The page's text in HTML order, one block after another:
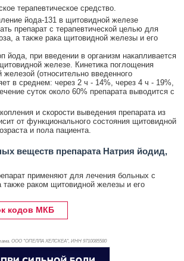
терапевтическое средство.
йода-131 в щитовидной железе
препарат с терапевтической целью для
а также рака щитовидной железы и его
йода, при введении в организм накапливается
железе. Кинетика поглощения
(относительно введенного
в среднем: через 2 ч - 14%, через 4 ч - 19%,
суток около 60% препарата выводится с
и скорости выведения препарата из
от функционального состояния щитовидной
и пола пациента.
веществ препарата Натрия йодид,
применяют для лечения больных с
также раком щитовидной железы и его
кодов МКБ
ООО "ОПЕЛЛА ХЕЛСКЕА", ИНН 9710085580